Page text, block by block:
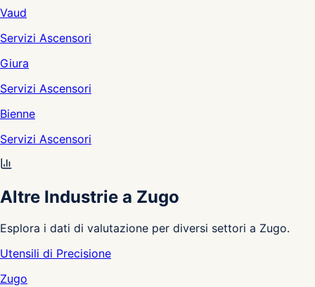
Vaud
Servizi Ascensori
Giura
Servizi Ascensori
Bienne
Servizi Ascensori
Altre Industrie a Zugo
Esplora i dati di valutazione per diversi settori a Zugo.
Utensili di Precisione
Zugo